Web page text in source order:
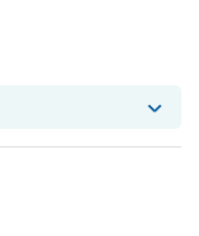
şu yoruma yanıt
5